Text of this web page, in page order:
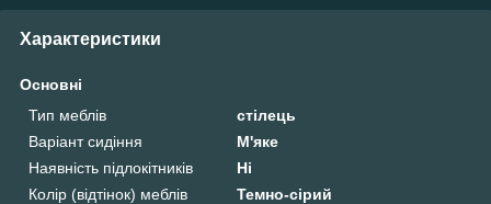
Характеристики
Основні
Тип меблів
стілець
Варіант сидіння
М'яке
Наявність підлокітників
Ні
Колір (відтінок) меблів
Темно-сірий